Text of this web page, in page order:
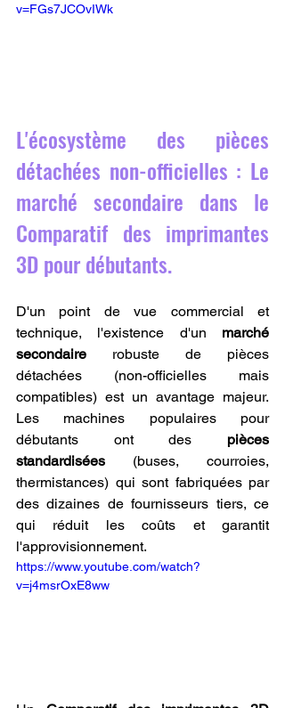
v=FGs7JCOvIWk
L'écosystème des pièces
détachées non-officielles : Le
marché secondaire dans le
Comparatif des imprimantes
3D pour débutants.
D'un point de vue commercial et
technique, l'existence d'un marché
secondaire robuste de pièces
détachées (non-officielles mais
compatibles) est un avantage majeur.
Les machines populaires pour
débutants ont des pièces
standardisées (buses, courroies,
thermistances) qui sont fabriquées par
des dizaines de fournisseurs tiers, ce
qui réduit les coûts et garantit
l'approvisionnement.
https://www.youtube.com/watch?
v=j4msrOxE8ww